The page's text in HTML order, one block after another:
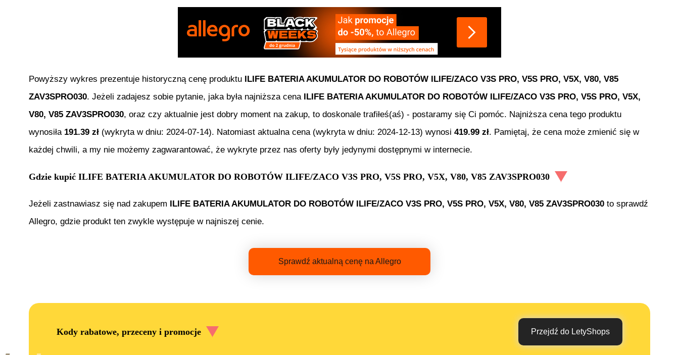
Powyższy wykres prezentuje historyczną cenę produktu
ILIFE BATERIA AKUMULATOR DO ROBOTÓW ILIFE/ZACO V3S PRO, V5S PRO, V5X, V80, V85
ZAV3SPRO030. Jeżeli zadajesz sobie pytanie, jaka była najniższa cena
ILIFE BATERIA AKUMULATOR DO ROBOTÓW ILIFE/ZACO V3S PRO, V5S PRO, V5X,
V80, V85 ZAV3SPRO030, oraz czy aktualnie jest dobry moment na zakup, to doskonale trafiłeś(aś) - postaramy się Ci pomóc. Najniższa cena tego produktu
wynosiła 191.39 zł (wykryta w dniu: 2024-07-14). Natomiast aktualna cena (wykryta w dniu: 2024-12-13) wynosi 419.99 zł. Pamiętaj, że cena może zmienić się w
każdej chwili, a my nie możemy zagwarantować, że wykryte przez nas oferty były jedynymi dostępnymi w internecie.
Gdzie kupić ILIFE BATERIA AKUMULATOR DO ROBOTÓW ILIFE/ZACO V3S PRO, V5S PRO, V5X, V80, V85 ZAV3SPRO030
Jeżeli zastnawiasz się nad zakupem ILIFE BATERIA AKUMULATOR DO ROBOTÓW ILIFE/ZACO V3S PRO, V5S PRO, V5X, V80, V85 ZAV3SPRO030 to sprawdź
Allegro, gdzie produkt ten zwykle występuje w najniszej cenie.
Sprawdź aktualną cenę na Allegro
Kody rabatowe, przeceny i promocje Przejdź do LetyShops